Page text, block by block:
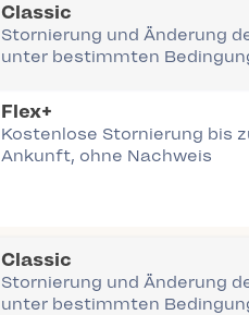
Classic
Stornierung und Änderung
unter bestimmten
Flex+
Kostenlose Stornierung bis
Ankunft, ohne Nachweis
Classic
Stornierung und Änderung
unter bestimmten